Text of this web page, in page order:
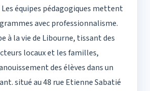
équipes pédagogiques mettent
avec professionnalisme.
à la vie de Libourne, tissant des
locaux et les familles,
des élèves dans un
situé au 48 rue Etienne Sabatié